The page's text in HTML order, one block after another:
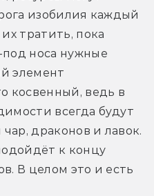
изобилия каждый
тратить, пока
носа нужные
элемент
косвенный, ведь в
всегда будут
драконов и лавок.
к концу
В целом это и есть